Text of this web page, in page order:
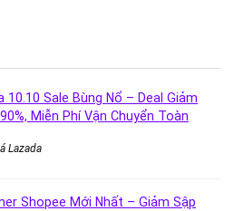
10.10 Sale Bùng Nổ – Deal Giảm
Miễn Phí Vận Chuyển Toàn
Lazada
Shopee Mới Nhất – Giảm Sập